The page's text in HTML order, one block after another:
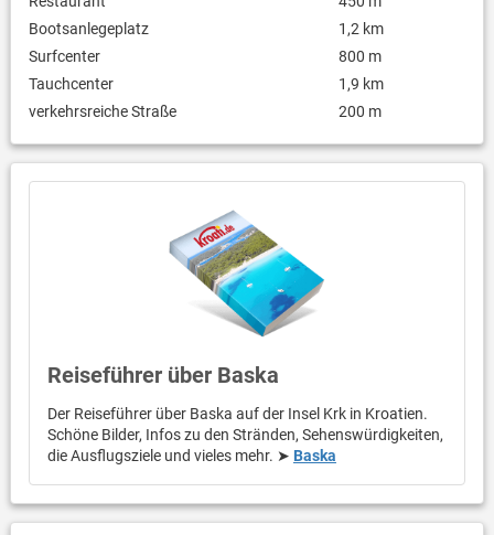
Bootsanlegeplatz
1,2 km
Surfcenter
800 m
Tauchcenter
1,9 km
verkehrsreiche Straße
200 m
Reiseführer über Baska
Der Reiseführer über Baska auf der Insel Krk in Kroatien.
Schöne Bilder, Infos zu den Stränden, Sehenswürdigkeiten,
die Ausflugsziele und vieles mehr. ➤ Baska